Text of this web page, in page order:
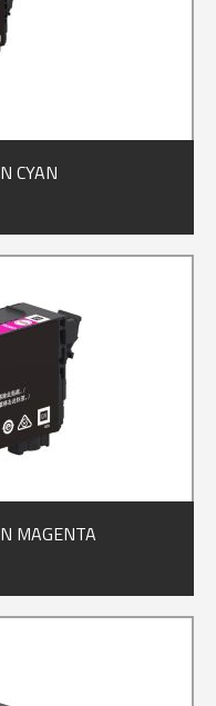
CYAN
ULTRACHROME XD2 INK EPSON MAGENTA